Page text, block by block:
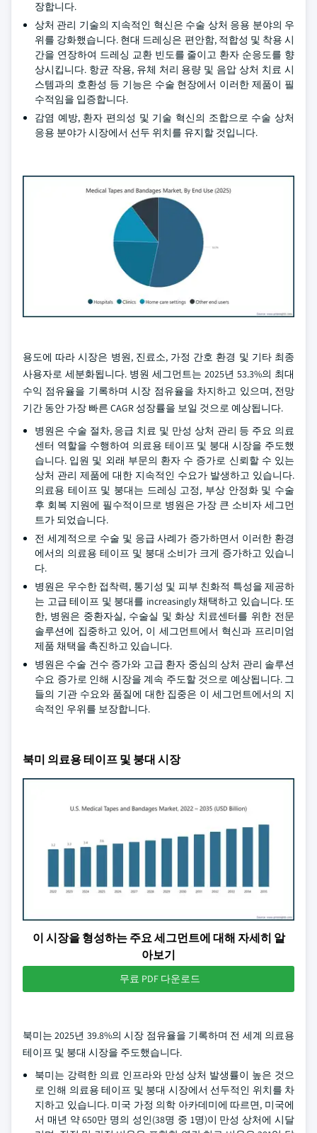
장합니다.
상처 관리 기술의 지속적인 혁신은 수술 상처 응용 분야의 우
위를 강화했습니다. 현대 드레싱은 편안함, 적합성 및 착용 시
간을 연장하여 드레싱 교환 빈도를 줄이고 환자 순응도를 향
상시킵니다. 항균 작용, 유체 처리 용량 및 음압 상처 치료 시
스템과의 호환성 등 기능은 수술 현장에서 이러한 제품이 필
수적임을 입증합니다.
감염 예방, 환자 편의성 및 기술 혁신의 조합으로 수술 상처
응용 분야가 시장에서 선두 위치를 유지할 것입니다.
용도에 따라 시장은 병원, 진료소, 가정 간호 환경 및 기타 최종
사용자로 세분화됩니다. 병원 세그먼트는 2025년 53.3%의 최대
수익 점유율을 기록하며 시장 점유율을 차지하고 있으며, 전망
기간 동안 가장 빠른 CAGR 성장률을 보일 것으로 예상됩니다.
병원은 수술 절차, 응급 치료 및 만성 상처 관리 등 주요 의료
센터 역할을 수행하여 의료용 테이프 및 붕대 시장을 주도했
습니다. 입원 및 외래 부문의 환자 수 증가로 신뢰할 수 있는
상처 관리 제품에 대한 지속적인 수요가 발생하고 있습니다.
의료용 테이프 및 붕대는 드레싱 고정, 부상 안정화 및 수술
후 회복 지원에 필수적이므로 병원은 가장 큰 소비자 세그먼
트가 되었습니다.
전 세계적으로 수술 및 응급 사례가 증가하면서 이러한 환경
에서의 의료용 테이프 및 붕대 소비가 크게 증가하고 있습니
다.
병원은 우수한 접착력, 통기성 및 피부 친화적 특성을 제공하
는 고급 테이프 및 붕대를 increasingly 채택하고 있습니다. 또
한, 병원은 중환자실, 수술실 및 화상 치료센터를 위한 전문
솔루션에 집중하고 있어, 이 세그먼트에서 혁신과 프리미엄
제품 채택을 촉진하고 있습니다.
병원은 수술 건수 증가와 고급 환자 중심의 상처 관리 솔루션
수요 증가로 인해 시장을 계속 주도할 것으로 예상됩니다. 그
들의 기관 수요와 품질에 대한 집중은 이 세그먼트에서의 지
속적인 우위를 보장합니다.
북미 의료용 테이프 및 붕대 시장
이 시장을 형성하는 주요 세그먼트에 대해 자세히 알
아보기
무료 PDF 다운로드
북미는 2025년 39.8%의 시장 점유율을 기록하며 전 세계 의료용
테이프 및 붕대 시장을 주도했습니다.
북미는 강력한 의료 인프라와 만성 상처 발생률이 높은 것으
로 인해 의료용 테이프 및 붕대 시장에서 선두적인 위치를 차
지하고 있습니다. 미국 가정 의학 아카데미에 따르면, 미국에
서 매년 약 650만 명의 성인(38명 중 1명)이 만성 상처에 시달